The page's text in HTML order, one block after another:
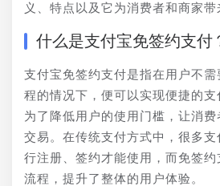
义、特点以及它为消费者和商家带
什么是支付宝免签约支付
支付宝免签约支付是指在用户不
程的情况下，便可以实现便捷的
为了降低用户的使用门槛，让消
交易。在传统支付方式中，很多
行注册、签约才能使用，而免签
流程，提升了整体的用户体验。